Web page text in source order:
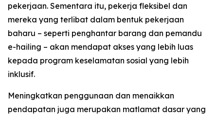
pekerjaan. Sementara itu, pekerja fleksibel dan
mereka yang terlibat dalam bentuk pekerjaan
baharu – seperti penghantar barang dan pemandu
e-hailing – akan mendapat akses yang lebih luas
kepada program keselamatan sosial yang lebih
inklusif.
Meningkatkan penggunaan dan menaikkan
pendapatan juga merupakan matlamat dasar yang